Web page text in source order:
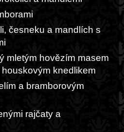
česneku a mandlích s
mletým hovězím masem
knedlikem
a bramborovým
rajčaty a